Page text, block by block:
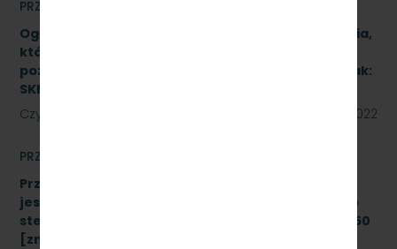
PRZETARGI
Ogłoszenie informacyjne dotyczące postępowania,
którego przedmiotem jest wykonanie naprawy
poziomu P4 pojazdów kolejowych (2 zadania). Znak:
SKMMU.086.46.22.
Czytaj dalej
12 sierpnia 2022
PRZETARGI
Przetarg nieograniczony, którego przedmiotem
jest modernizacja i rozbudowa systemu zdalnego
sterowania radiołącznością na linii kolejowej nr 250
[znak: SKMMU.086.43a.22]